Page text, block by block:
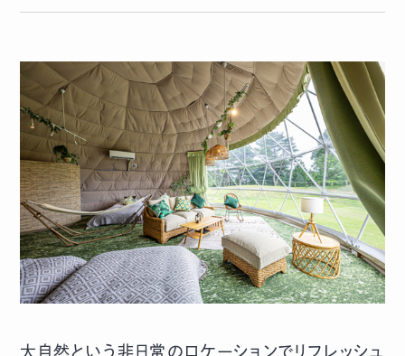
大自然という非日常のロケーションでリフレッシュ